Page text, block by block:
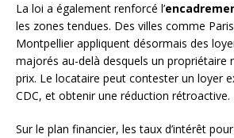
La loi a également renforcé l’
les zones tendues. Des villes comme
Montpellier appliquent désormais des
majorés au-delà desquels un propriétaire
prix. Le locataire peut contester un loyer
CDC, et obtenir une réduction rétroactive.
Sur le plan financier, les taux d’intérêt